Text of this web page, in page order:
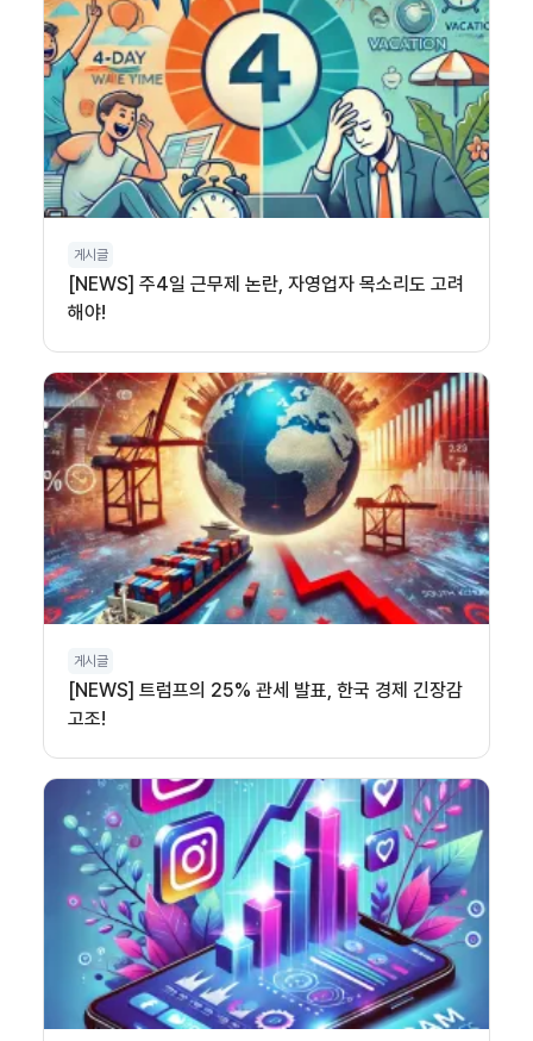
게시글
[NEWS] 주4일 근무제 논란, 자영업자 목소리도 고려
해야!
게시글
[NEWS] 트럼프의 25% 관세 발표, 한국 경제 긴장감
고조!